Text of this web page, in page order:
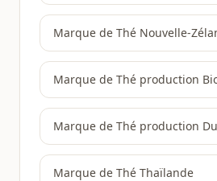
Marque de Thé Nouvelle-
Marque de Thé production
Marque de Thé production
Marque de Thé Thaïlande